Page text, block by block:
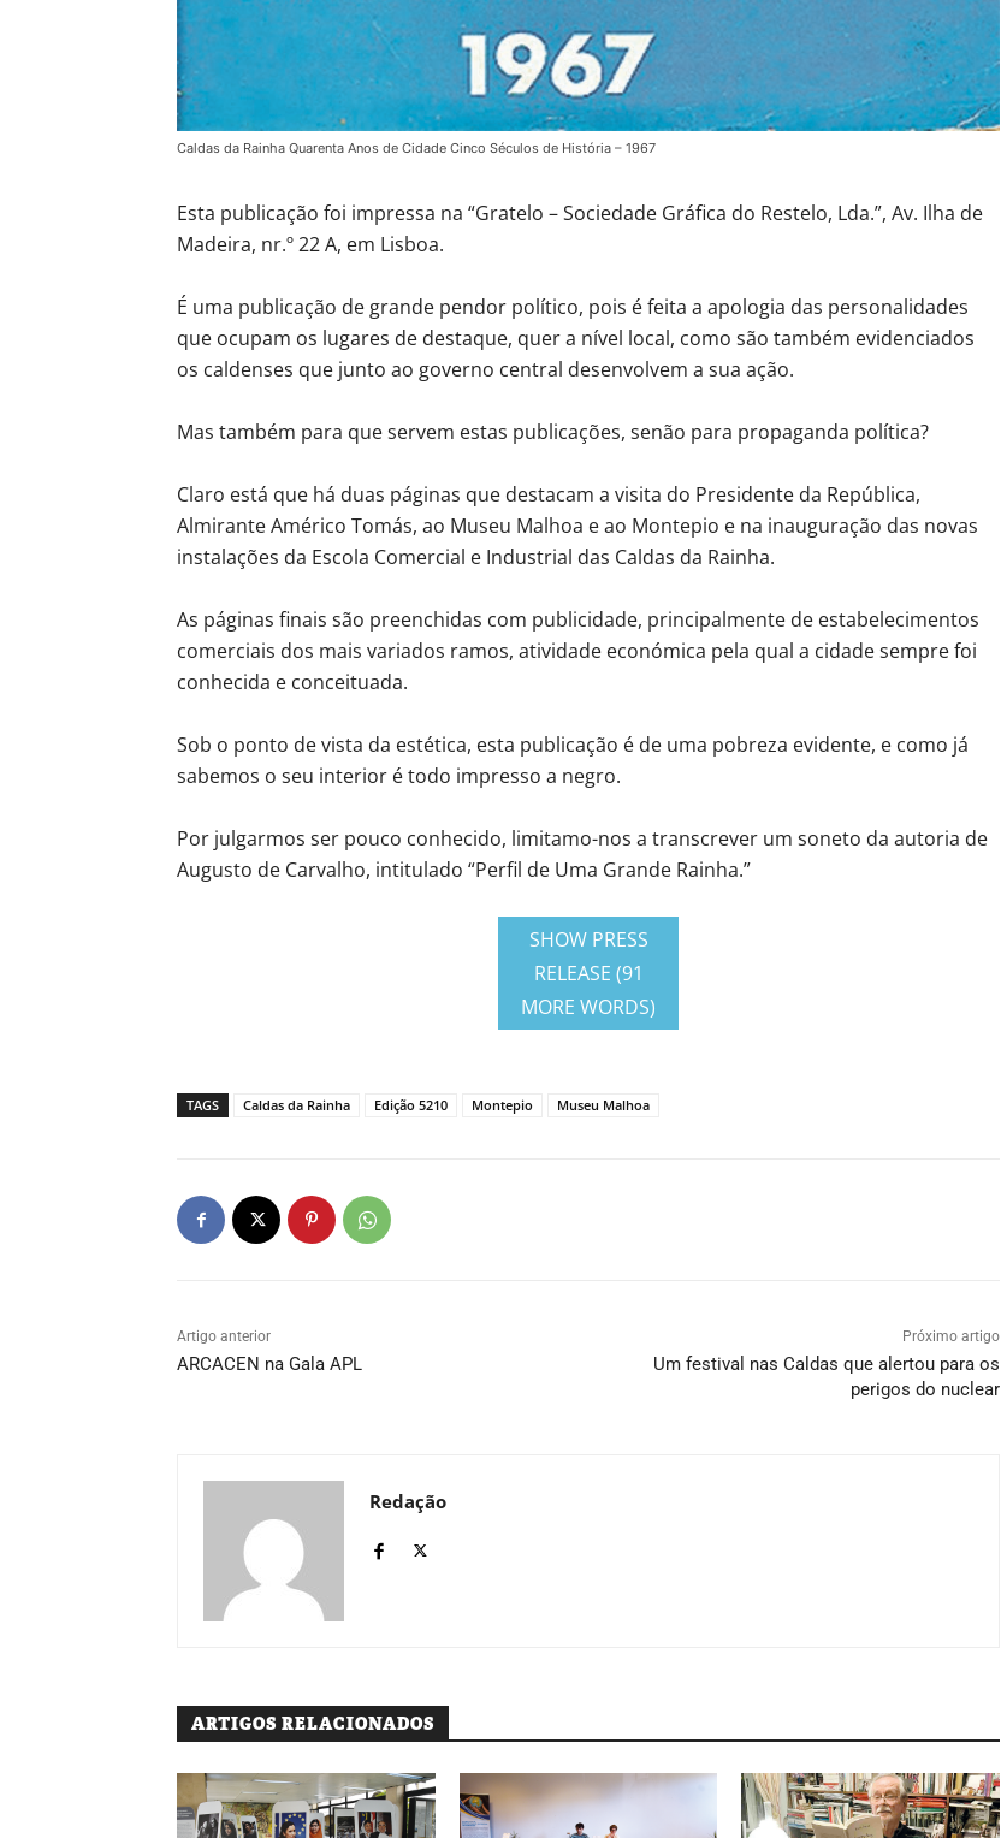
Caldas da Rainha Quarenta Anos de Cidade Cinco Séculos de História – 1967
Esta publicação foi impressa na “Gratelo – Sociedade Gráfica do Restelo, Lda.”, Av. Ilha de
Madeira, nr.º 22 A, em Lisboa.
É uma publicação de grande pendor político, pois é feita a apologia das personalidades
que ocupam os lugares de destaque, quer a nível local, como são também evidenciados
os caldenses que junto ao governo central desenvolvem a sua ação.
Mas também para que servem estas publicações, senão para propaganda política?
Claro está que há duas páginas que destacam a visita do Presidente da República,
Almirante Américo Tomás, ao Museu Malhoa e ao Montepio e na inauguração das novas
instalações da Escola Comercial e Industrial das Caldas da Rainha.
As páginas finais são preenchidas com publicidade, principalmente de estabelecimentos
comerciais dos mais variados ramos, atividade económica pela qual a cidade sempre foi
conhecida e conceituada.
Sob o ponto de vista da estética, esta publicação é de uma pobreza evidente, e como já
sabemos o seu interior é todo impresso a negro.
Por julgarmos ser pouco conhecido, limitamo-nos a transcrever um soneto da autoria de
Augusto de Carvalho, intitulado “Perfil de Uma Grande Rainha.”
SHOW PRESS
RELEASE (91
MORE WORDS)
TAGS Caldas da Rainha Edição 5210 Montepio Museu Malhoa
Artigo anterior
ARCACEN na Gala APL
Próximo artigo
Um festival nas Caldas que alertou para os
perigos do nuclear
Redação
ARTIGOS RELACIONADOS